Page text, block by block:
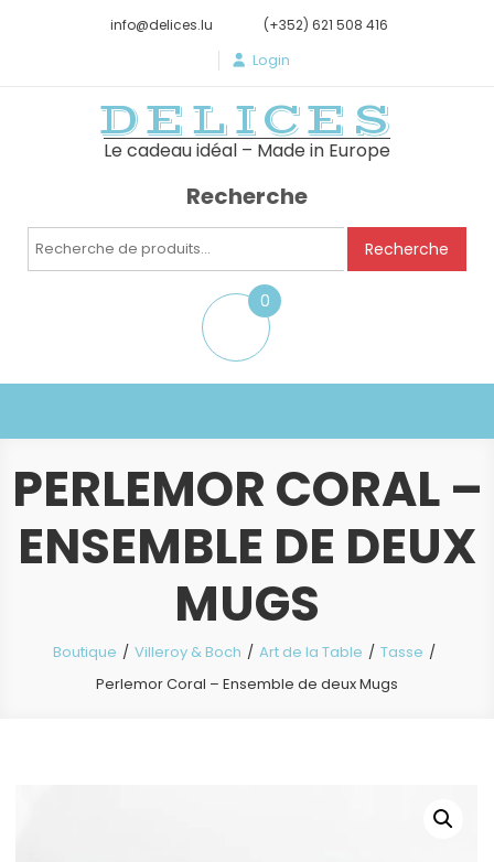
info@delices.lu (+352) 621 508 416
Login
DELICES
Le cadeau idéal – Made in Europe
Recherche
Recherche
Recherche
0
item
PERLEMOR CORAL –
ENSEMBLE DE DEUX
MUGS
Boutique Villeroy & Boch Art de la Table
Tasse
Perlemor Coral – Ensemble de deux Mugs